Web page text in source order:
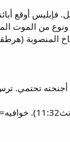
فإبليس أوقع
ونوع من الموت
المنصوبة
يحمينا.